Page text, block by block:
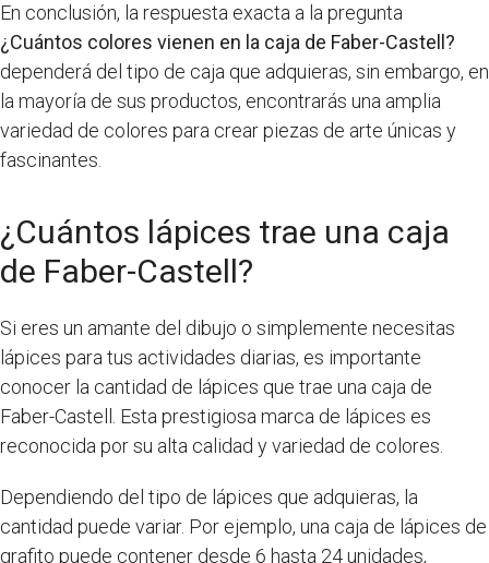
En conclusión, la respuesta exacta a la pregunta
¿Cuántos colores vienen en la caja de Faber-Castell?
dependerá del tipo de caja que adquieras, sin embargo, en
la mayoría de sus productos, encontrarás una amplia
variedad de colores para crear piezas de arte únicas y
fascinantes.
¿Cuántos lápices trae una caja
de Faber-Castell?
Si eres un amante del dibujo o simplemente necesitas
lápices para tus actividades diarias, es importante
conocer la cantidad de lápices que trae una caja de
Faber-Castell. Esta prestigiosa marca de lápices es
reconocida por su alta calidad y variedad de colores.
Dependiendo del tipo de lápices que adquieras, la
cantidad puede variar. Por ejemplo, una caja de lápices de
grafito puede contener desde 6 hasta 24 unidades,